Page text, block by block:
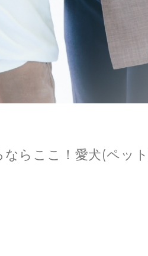
ならここ！愛犬(ペッ